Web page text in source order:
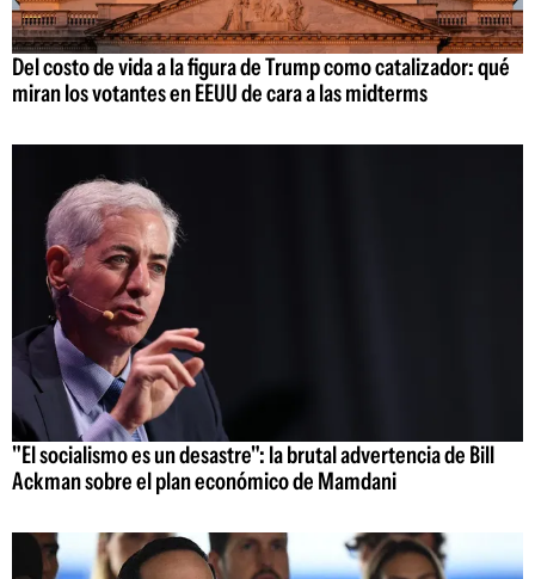
Del costo de vida a la figura de Trump como catalizador: qué
miran los votantes en EEUU de cara a las midterms
"El socialismo es un desastre": la brutal advertencia de Bill
Ackman sobre el plan económico de Mamdani